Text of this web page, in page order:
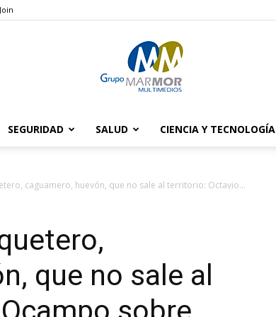
SEGURIDAD SALUD CIENCIA Y TECNOLOGÍA
caguamero, huevón, que no sale al territorio: Octavio...
que no sale al